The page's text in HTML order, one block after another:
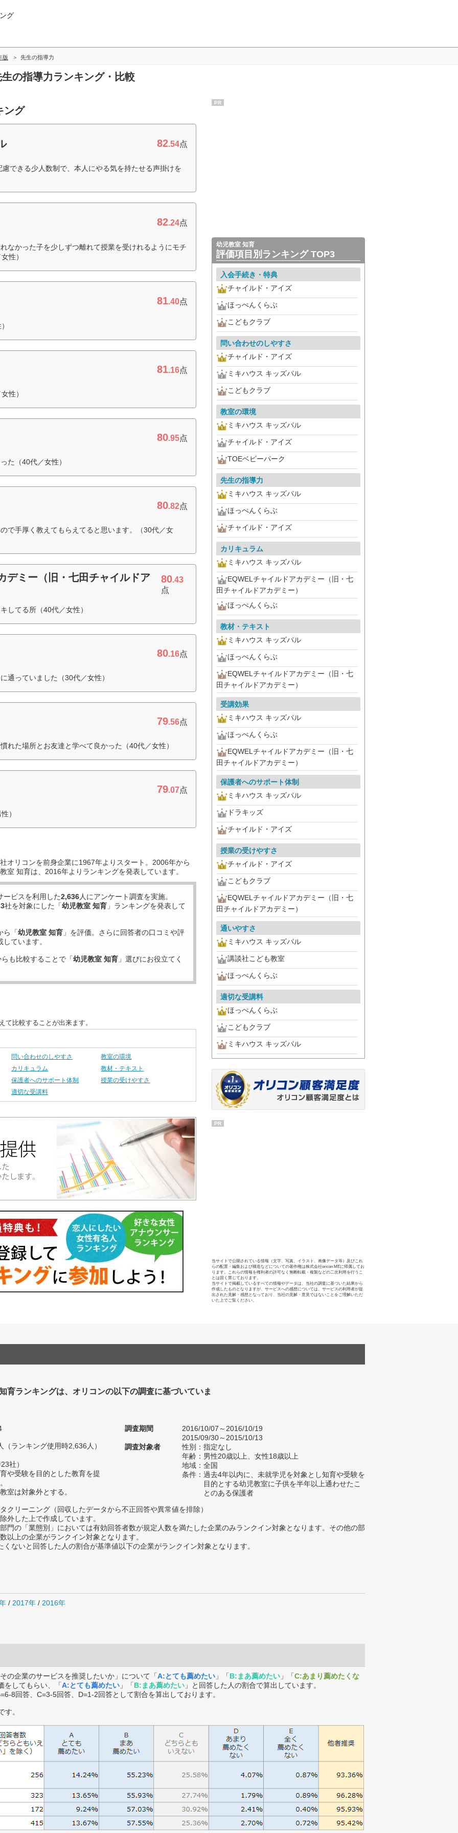
グ
版 先生の指導力
の指導力ランキング・比較
ング
82.54点
できる少人数制で、本人にやる気を持たせる声掛けを
82.24点
なかった子を少しずつ離れて授業を受けれるようにモチ
性）
81.40点
81.16点
性）
80.95点
た（40代／女性）
80.82点
で手厚く教えてもらえてると思います。（30代／女
デミー（旧・七田チャイルドア 80.43
点
してる所（40代／女性）
80.16点
通っていました（30代／女性）
79.56点
れた場所とお友達と学べて良かった（40代／女性）
79.07点
）
オリコンを前身企業に1967年よりスタート。2006年から
室 知育は、2016年よりランキングを発表しています。
ービスを利用した2,636人にアンケート調査を実施。
社を対象にした「幼児教室 知育 」ランキングを発表して
ら「幼児教室 知育 」を評価。さらに回答者の口コミや評
ています。
も比較することで「幼児教室 知育 」選びにお役立てく
て比較することが出来ます。
問い合わせのしやすさ
教室の環境
カリキュラム
教材・テキスト
保護者へのサポート体制
授業の受けやすさ
適切な受講料
PR
幼児教室 知育
評価項目別ランキング TOP3
入会手続き・特典
チャイルド・アイズ
ほっぺんくらぶ
こどもクラブ
問い合わせのしやすさ
チャイルド・アイズ
ミキハウス キッズパル
こどもクラブ
教室の環境
ミキハウス キッズパル
チャイルド・アイズ
TOEベビーパーク
先生の指導力
ミキハウス キッズパル
ほっぺんくらぶ
チャイルド・アイズ
カリキュラム
ミキハウス キッズパル
EQWELチャイルドアカデミー（旧・七
田チャイルドアカデミー）
ほっぺんくらぶ
教材・テキスト
ミキハウス キッズパル
ほっぺんくらぶ
EQWELチャイルドアカデミー（旧・七
田チャイルドアカデミー）
受講効果
ミキハウス キッズパル
ほっぺんくらぶ
EQWELチャイルドアカデミー（旧・七
田チャイルドアカデミー）
保護者へのサポート体制
ミキハウス キッズパル
ドラキッズ
チャイルド・アイズ
授業の受けやすさ
チャイルド・アイズ
こどもクラブ
EQWELチャイルドアカデミー（旧・七
田チャイルドアカデミー）
通いやすさ
ミキハウス キッズパル
講談社こども教室
ほっぺんくらぶ
適切な受講料
ほっぺんくらぶ
こどもクラブ
ミキハウス キッズパル
PR
当サイトで公開されている情報（文字、写真、イラスト、画像データ等）及びこれ
らの配置・編集および構造などについての著作権は株式会社oricon MEに帰属してお
ります。これらの情報を権利者の許可なく無断転載・複製などの二次利用を行うこ
とは固く禁じております。
当サイトで掲載しているすべての情報やデータは、当社の調査に基づいた結果から
作成したものとなりますが、サービスへの感想については、サービスの利用者が提
出された見解・感想となっており、当社の見解・意見ではないことをご理解いただ
いた上でご覧ください。
育ランキングは、オリコンの以下の調査に基づいていま
（ランキング使用時2,636人）
社）
や受験を目的とした教育を提
室は対象外とする。
調査期間
2016/10/07～2016/10/19
2015/09/30～2015/10/13
調査対象者
性別：指定なし
年齢：男性20歳以上、女性18歳以上
地域：全国
条件：過去4年以内に、未就学児を対象とし知育や受験を
目的とする幼児教室に子供を半年以上通わせたこ
とのある保護者
リーニング（回収したデータから不正回答や異常値を排除）
した上で作成しています。
門の「業態別」においては有効回答者数が規定人数を満たした企業のみランクイン対象となります。その他の部
以上の企業がランクイン対象となります。
ないと回答した人の割合が基準値以下の企業がランクイン対象となります。
/ 2017年 / 2016年
の企業のサービスを推奨したいか」について「A:とても薦めたい 」「B:まあ薦めたい 」「C:あまり薦めたくな
をしてもらい、「A:とても薦めたい 」「B:まあ薦めたい 」と回答した人の割合で算出しています。
8回答、C=3-5回答、D=1-2回答として割合を算出しております。
。